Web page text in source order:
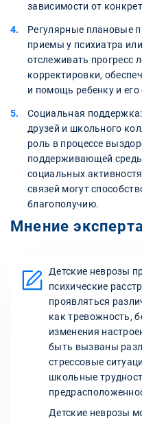
зависимости от
Регулярные плановые
приемы у психиатра или
отслеживать прогресс
корректировки,
и помощь ребенку и его
Социальная
друзей и школьного
роль в процессе
поддерживающей
социальных
связей могут
благополучию.
Мнение эксперта
Детские неврозы
психические
проявляться
как тревожность,
изменения
быть вызваны
стрессовые
школьные
Детские неврозы